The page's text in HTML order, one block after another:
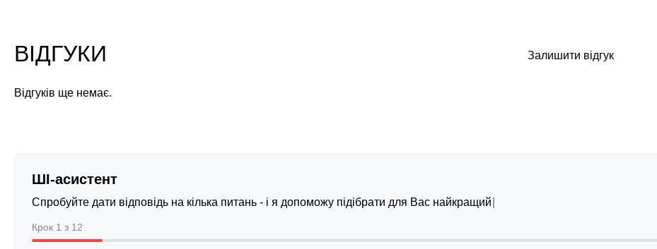
Залишити відгук
ВІДГУКИ
Відгуків ще немає.
ШІ-асистент
Спробуйте дати відповідь на кілька питань - і я допоможу підібрати для Вас найкращий варіант
Крок 1 з 12